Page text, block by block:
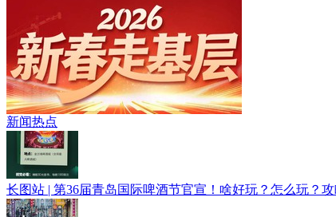
青春逐梦正当时——聚焦2026年中...
新闻热点
长图站 | 第36届青岛国际啤酒节官宣！啥好玩？怎么玩？